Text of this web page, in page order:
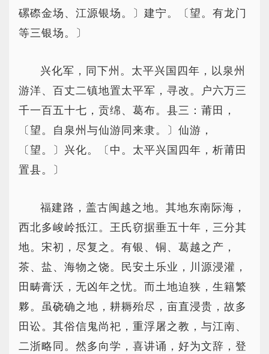
磥磜金场、江源银场。〕建宁。〔望。有龙门
等三银场。〕
兴化军，同下州。太平兴国四年，以泉州
游洋、百丈二镇地置太平军，寻改。户六万三
千一百五十七，贡绵、葛布。县三：莆田，
〔望。自泉州与仙游同来隶。〕仙游，
〔望。〕兴化。〔中。太平兴国四年，析莆田
置县。〕
福建路，盖古闽越之地。其地东南际海，
西北多峻岭抵江。王氏窃据垂五十年，三分其
地。宋初，尽复之。有银、铜、葛越之产，
茶、盐、海物之饶。民安土乐业，川源浸灌，
田畴膏沃，无凶年之忧。而土地迫狭，生籍繁
夥。虽硗确之地，耕耨殆尽，亩直浸贵，故多
田讼。其俗信鬼尚祀，重浮屠之教，与江南、
二浙略同。然多向学，喜讲诵，好为文辞，登